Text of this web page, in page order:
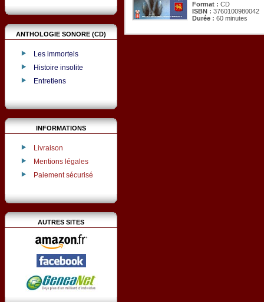
ANTHOLOGIE SONORE (CD)
Les immortels
Histoire insolite
Entretiens
INFORMATIONS
Livraison
Mentions légales
Paiement sécurisé
AUTRES SITES
Format : CD
ISBN : 3760100980042
Durée : 60 minutes